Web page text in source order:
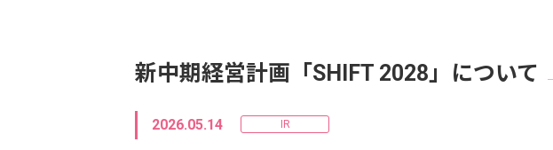
新中期経営計画「SHIFT 2028」について
2026.05.14 IR